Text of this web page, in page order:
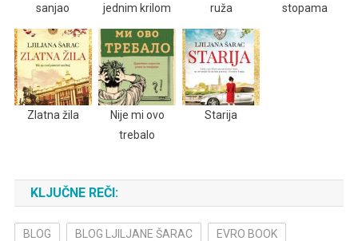
sanjao
jednim krilom
ruža
stopama
Zlatna žila
Nije mi ovo
trebalo
Starija
KLJUČNE REČI:
BLOG BLOG LJILJANE ŠARAC EVRO BOOK